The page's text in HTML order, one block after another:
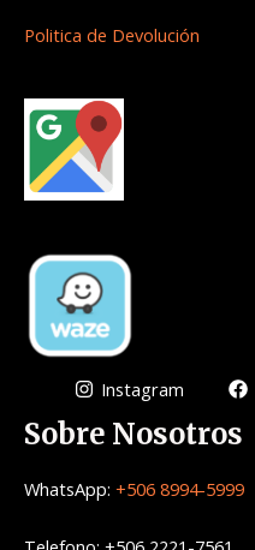
Politica de Devolución
Instagram
Sobre Nosotros
WhatsApp: +506 8994-5999